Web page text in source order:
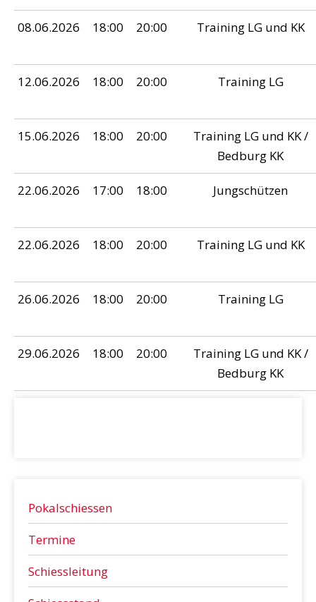
08.06.2026 18:00 20:00 Training LG und KK
12.06.2026 18:00 20:00 Training LG
15.06.2026 18:00 20:00
Training LG und KK /
Bedburg KK
22.06.2026 17:00 18:00 Jungschützen
22.06.2026 18:00 20:00 Training LG und KK
26.06.2026 18:00 20:00 Training LG
29.06.2026 18:00 20:00
Training LG und KK /
Bedburg KK
Pokalschiessen
Termine
Schiessleitung